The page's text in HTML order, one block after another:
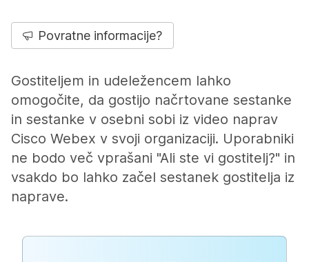
Povratne informacije?
Gostiteljem in udeležencem lahko
omogočite, da gostijo načrtovane sestanke
in sestanke v osebni sobi iz video naprav
Cisco Webex v svoji organizaciji. Uporabniki
ne bodo več vprašani "Ali ste vi gostitelj?" in
vsakdo bo lahko začel sestanek gostitelja iz
naprave.